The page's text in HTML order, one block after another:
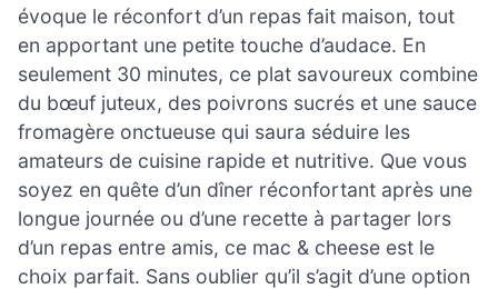
évoque le réconfort d’un repas fait maison, tout
en apportant une petite touche d’audace. En
seulement 30 minutes, ce plat savoureux combine
du bœuf juteux, des poivrons sucrés et une sauce
fromagère onctueuse qui saura séduire les
amateurs de cuisine rapide et nutritive. Que vous
soyez en quête d’un dîner réconfortant après une
longue journée ou d’une recette à partager lors
d’un repas entre amis, ce mac & cheese est le
choix parfait. Sans oublier qu’il s’agit d’une option